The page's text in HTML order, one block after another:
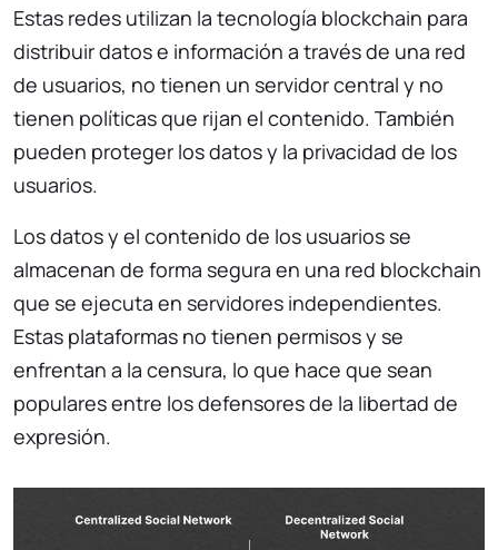
Estas redes utilizan la tecnología blockchain para
distribuir datos e información a través de una red
de usuarios, no tienen un servidor central y no
tienen políticas que rijan el contenido. También
pueden proteger los datos y la privacidad de los
usuarios.
Los datos y el contenido de los usuarios se
almacenan de forma segura en una red blockchain
que se ejecuta en servidores independientes.
Estas plataformas no tienen permisos y se
enfrentan a la censura, lo que hace que sean
populares entre los defensores de la libertad de
expresión.